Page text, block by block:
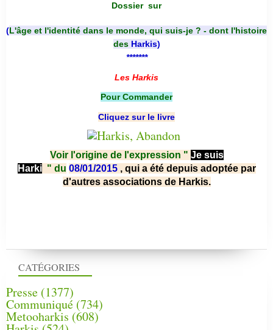
CATÉGORIES
Presse (1377)
Communiqué (734)
Metooharkis (608)
Dossier sur
(L'âge et l'identité dans le monde, qui suis-je ? - dont l'histoire
des Harkis)
*******
Les Harkis
Pour Commander
Cliquez sur le livre
Voir l'origine de l'expression " Je suis
Harki " du 08/01/2015 , qui a été depuis adoptée par
d'autres associations de Harkis.